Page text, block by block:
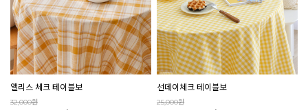
앨리스 체크 테이블보
32,000원
선데이체크 테이블보
25,000원